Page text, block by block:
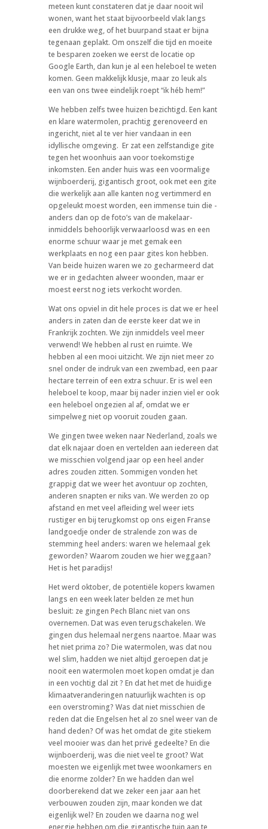
meteen kunt constateren dat je daar nooit wil
wonen, want het staat bijvoorbeeld vlak langs
een drukke weg, of het buurpand staat er bijna
tegenaan geplakt. Om onszelf die tijd en moeite
te besparen zoeken we eerst de locatie op
Google Earth, dan kun je al een heleboel te weten
komen. Geen makkelijk klusje, maar zo leuk als
een van ons twee eindelijk roept “ik héb hem!”
We hebben zelfs twee huizen bezichtigd. Een kant
en klare watermolen, prachtig gerenoveerd en
ingericht, niet al te ver hier vandaan in een
idyllische omgeving. Er zat een zelfstandige gite
tegen het woonhuis aan voor toekomstige
inkomsten. Een ander huis was een voormalige
wijnboerderij, gigantisch groot, ook met een gite
die werkelijk aan alle kanten nog vertimmerd en
opgeleukt moest worden, een immense tuin die -
anders dan op de foto’s van de makelaar-
inmiddels behoorlijk verwaarloosd was en een
enorme schuur waar je met gemak een
werkplaats en nog een paar gites kon hebben.
Van beide huizen waren we zo gecharmeerd dat
we er in gedachten alweer woonden, maar er
moest eerst nog iets verkocht worden.
Wat ons opviel in dit hele proces is dat we er heel
anders in zaten dan de eerste keer dat we in
Frankrijk zochten. We zijn inmiddels veel meer
verwend! We hebben al rust en ruimte. We
hebben al een mooi uitzicht. We zijn niet meer zo
snel onder de indruk van een zwembad, een paar
hectare terrein of een extra schuur. Er is wel een
heleboel te koop, maar bij nader inzien viel er ook
een heleboel ongezien al af, omdat we er
simpelweg niet op vooruit zouden gaan.
We gingen twee weken naar Nederland, zoals we
dat elk najaar doen en vertelden aan iedereen dat
we misschien volgend jaar op een heel ander
adres zouden zitten. Sommigen vonden het
grappig dat we weer het avontuur op zochten,
anderen snapten er niks van. We werden zo op
afstand en met veel afleiding wel weer iets
rustiger en bij terugkomst op ons eigen Franse
landgoedje onder de stralende zon was de
stemming heel anders: waren we helemaal gek
geworden? Waarom zouden we hier weggaan?
Het is het paradijs!
Het werd oktober, de potentiële kopers kwamen
langs en een week later belden ze met hun
besluit: ze gingen Pech Blanc niet van ons
overnemen. Dat was even terugschakelen. We
gingen dus helemaal nergens naartoe. Maar was
het niet prima zo? Die watermolen, was dat nou
wel slim, hadden we niet altijd geroepen dat je
nooit een watermolen moet kopen omdat je dan
in een vochtig dal zit ? En dat het met de huidige
klimaatveranderingen natuurlijk wachten is op
een overstroming? Was dat niet misschien de
reden dat die Engelsen het al zo snel weer van de
hand deden? Of was het omdat de gite stiekem
veel mooier was dan het privé gedeelte? En die
wijnboerderij, was die niet veel te groot? Wat
moesten we eigenlijk met twee woonkamers en
die enorme zolder? En we hadden dan wel
doorberekend dat we zeker een jaar aan het
verbouwen zouden zijn, maar konden we dat
eigenlijk wel? En zouden we daarna nog wel
energie hebben om die gigantische tuin aan te